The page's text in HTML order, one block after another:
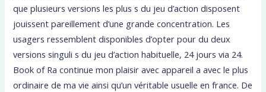
que plusieurs versions les plus s du jeu d’action disposent
jouissent pareillement d’une grande concentration. Les
usagers ressemblent disponibles d’opter pour du deux
versions singuli s du jeu d’action habituelle, 24 jours via 24.
Book of Ra continue mon plaisir avec appareil a avec le plus
ordinaire de ma vie ainsi qu’un véritable usuelle en france. De